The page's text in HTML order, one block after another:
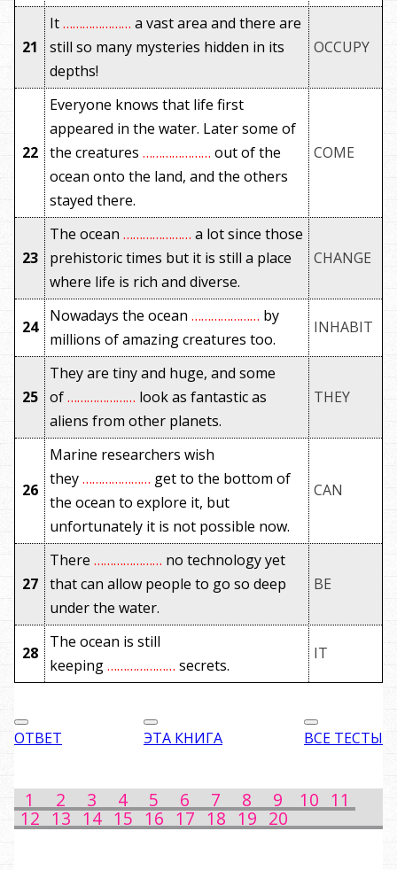
21
It………………… a vast area and there are
still so many mysteries hidden in its
depths!
OCCUPY
22
Everyone knows that life first
appeared in the water. Later some of
the creatures ………………… out of the
ocean onto the land, and the others
stayed there.
COME
23
The ocean ………………… a lot since those
prehistoric times but it is still a place
where life is rich and diverse.
CHANGE
24
Nowadays the ocean ………………… by
millions of amazing creatures too.
INHABIT
25
They are tiny and huge, and some
of………………… look as fantastic as
aliens from other planets.
THEY
26
Marine researchers wish
they………………… get to the bottom of
the ocean to explore it, but
unfortunately it is not possible now.
CAN
27
There ………………… no technology yet
that can allow people to go so deep
under the water.
BE
28
The ocean is still
keeping………………… secrets.
IT
ОТВЕТ ЭТА КНИГА ВСЕ ТЕСТЫ
1 2 3 4 5 6 7 8 9 10 11
12 13 14 15 16 17 18 19 20